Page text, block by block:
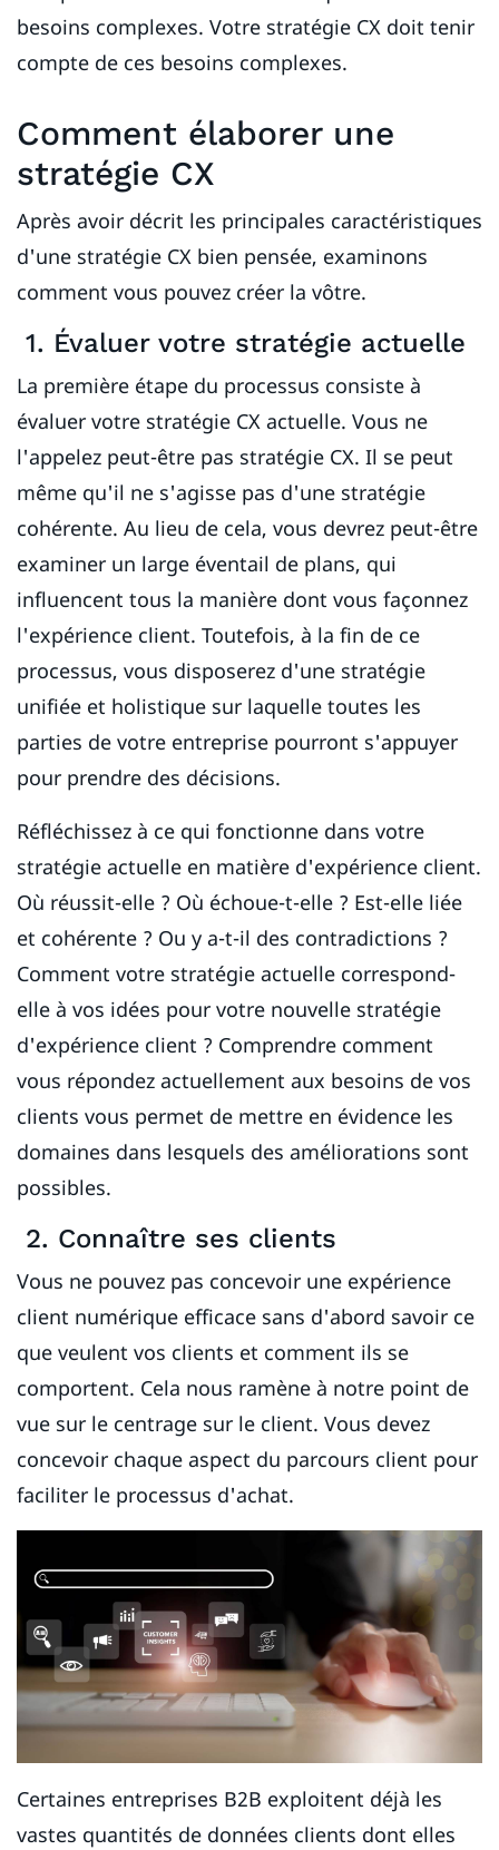
besoins complexes. Votre stratégie CX doit tenir
compte de ces besoins complexes.
Comment élaborer une
stratégie CX
Après avoir décrit les principales caractéristiques
d'une stratégie CX bien pensée, examinons
comment vous pouvez créer la vôtre.
1. Évaluer votre stratégie actuelle
La première étape du processus consiste à
évaluer votre stratégie CX actuelle. Vous ne
l'appelez peut-être pas stratégie CX. Il se peut
même qu'il ne s'agisse pas d'une stratégie
cohérente. Au lieu de cela, vous devrez peut-être
examiner un large éventail de plans, qui
influencent tous la manière dont vous façonnez
l'expérience client. Toutefois, à la fin de ce
processus, vous disposerez d'une stratégie
unifiée et holistique sur laquelle toutes les
parties de votre entreprise pourront s'appuyer
pour prendre des décisions.
Réfléchissez à ce qui fonctionne dans votre
stratégie actuelle en matière d'expérience client.
Où réussit-elle ? Où échoue-t-elle ? Est-elle liée
et cohérente ? Ou y a-t-il des contradictions ?
Comment votre stratégie actuelle correspond-
elle à vos idées pour votre nouvelle stratégie
d'expérience client ? Comprendre comment
vous répondez actuellement aux besoins de vos
clients vous permet de mettre en évidence les
domaines dans lesquels des améliorations sont
possibles.
2. Connaître ses clients
Vous ne pouvez pas concevoir une expérience
client numérique efficace sans d'abord savoir ce
que veulent vos clients et comment ils se
comportent. Cela nous ramène à notre point de
vue sur le centrage sur le client. Vous devez
concevoir chaque aspect du parcours client pour
faciliter le processus d'achat.
Certaines entreprises B2B exploitent déjà les
vastes quantités de données clients dont elles